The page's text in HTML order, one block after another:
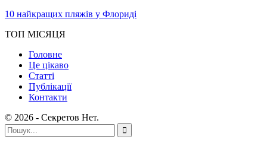
10 найкращих пляжів у Флориді
ТОП МІСЯЦЯ
Головне
Це цікаво
Статті
Публікації
Контакти
© 2026 - Секретов Нет.